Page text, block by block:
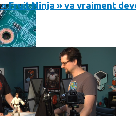
Fruit Ninja » va vraiment